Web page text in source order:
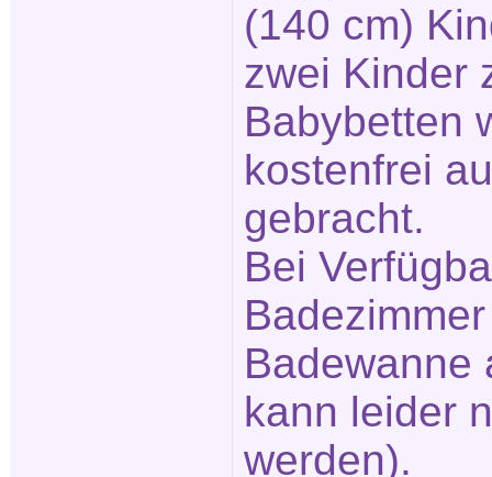
(140 cm)
zwei Kinder
Babybetten
kostenfrei
gebracht.
Bei
Badewanne
kann leider
werden).